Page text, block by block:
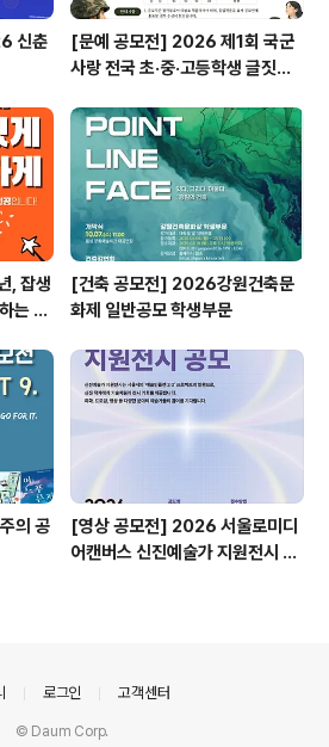
신춘
[문예 공모전] 2026 제1회 국군
사랑 전국 초·중·고등학생 글짓기
, 잡생
는 법
[건축 공모전] 2026강원건축문
화제 일반공모 학생부문
의 공
[영상 공모전] 2026 서울로미디
어캔버스 신진예술가 지원전시 공
로그인 고객센터
© Daum Corp.